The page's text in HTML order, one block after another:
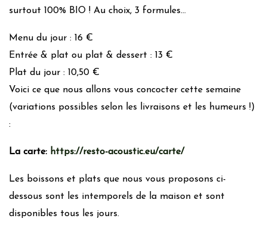
surtout 100% BIO ! Au choix, 3 formules…
Menu du jour : 16 €
Entrée & plat ou plat & dessert : 13 €
Plat du jour : 10,50 €
Voici ce que nous allons vous concocter cette semaine
(variations possibles selon les livraisons et les humeurs !)
:
La carte: https://resto-acoustic.eu/carte/
Les boissons et plats que nous vous proposons ci-
dessous sont les intemporels de la maison et sont
disponibles tous les jours.